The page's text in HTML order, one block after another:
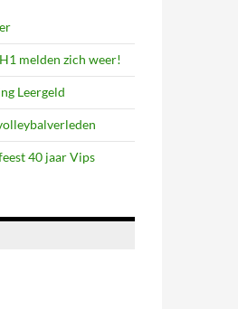
melden zich weer!
Leergeld
40 jaar Vips